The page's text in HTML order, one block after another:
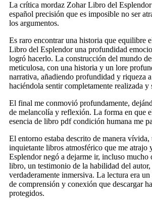
La crítica mordaz Zohar Libro del Esplendor
español precisión que es imposible no ser
los argumentos.
Es raro encontrar una historia que equilibre
Libro del Esplendor una profundidad
logró hacerlo. La construcción del mundo
meticulosa, con una historia y un lore
narrativa, añadiendo profundidad y riqueza
haciéndola sentir completamente realizada y
El final me conmovió profundamente,
de melancolía y reflexión. La forma en que
esencia de libro pdf condición humana me
El entorno estaba descrito de manera
inquietante libros atmosférico que me atrajo
Esplendor negó a dejarme ir, incluso mucho
libro, un testimonio de la habilidad del autor,
verdaderamente inmersiva. La lectura era
de comprensión y conexión que descargar
protegidos.